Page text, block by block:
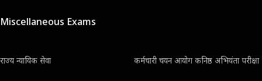
Miscellaneous Exams
राज्य न्यायिक सेवा कर्मचारी चयन आयोग कनिष्ठ अभियंता परीक्षा